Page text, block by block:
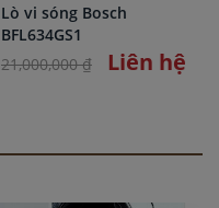
Lò vi sóng Bosch
BFL634GS1
21,000,000 ₫
Liên hệ